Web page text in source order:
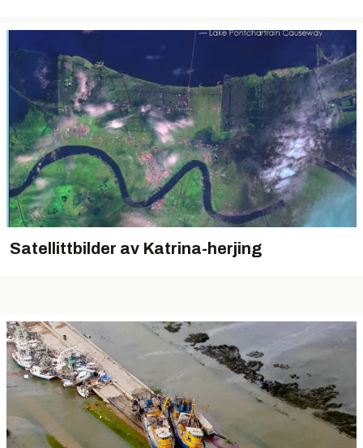
Satellittbilder av Katrina-herjing